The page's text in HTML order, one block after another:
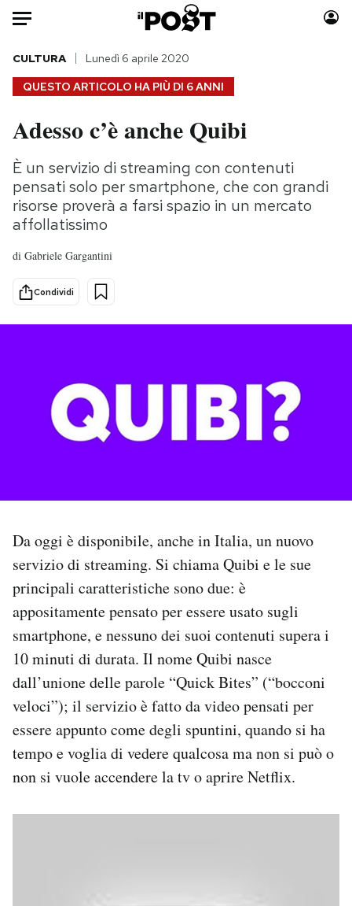
Auto
HOME
Italia
Politica
Tecnologia
Internet
Economia
Moda
Consumismi
Storie/Idee
PODCAST
NEWSLETTER
SHOP
CALENDARIO
AREA PERSONALE
Area Personale
Notifiche mobile
Regala il Post
Hai bisogno di aiuto?
Esci
QUESTO ARTICOLO HA PIÙ DI 6 ANNI
CULTURA Lunedì 6 aprile 2020
Adesso c’è anche Quibi
È un servizio di streaming con contenuti
pensati solo per smartphone, che con grandi
risorse proverà a farsi spazio in un mercato
affollatissimo
di Gabriele Gargantini
Condividi
Da oggi è disponibile, anche in Italia, un nuovo
servizio di streaming. Si chiama Quibi e le sue
principali caratteristiche sono due: è
appositamente pensato per essere usato sugli
smartphone, e nessuno dei suoi contenuti supera i
10 minuti di durata. Il nome Quibi nasce
dall’unione delle parole “Quick Bites” (“bocconi
veloci”); il servizio è fatto da video pensati per
essere appunto come degli spuntini, quando si ha
tempo e voglia di vedere qualcosa ma non si può o
non si vuole accendere la tv o aprire Netflix.